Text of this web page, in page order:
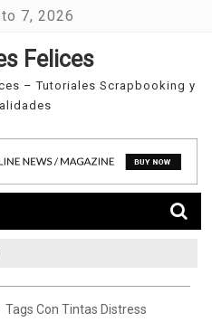
7, 2026
Felices
– Tutoriales Scrapbooking y
Tags Con Tintas Distress